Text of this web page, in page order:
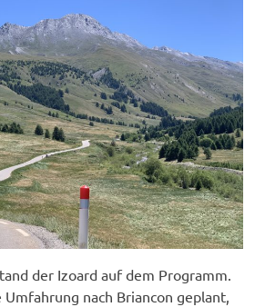
der Izoard auf dem Programm.
nach Briancon geplant,